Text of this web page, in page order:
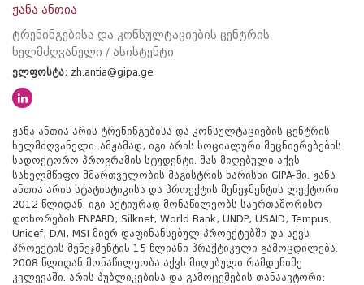
ჟანა ანთია
ტრენინგებისა და კონსულტაციების ცენტრის
ხელმძღვანელი / ასისტენტი
ელფოსტა: zh.antia@gipa.ge
ჟანა ანთია არის ტრენინგებისა და კონსულტაციების ცენტრის
ხელმძღვანელი. ამჟამად, იგი არის სოციალური მეცნიერებების
სადოქტორო პროგრამის სტუდენტი. მას მიღებული აქვს
სახელმწიფო მმართველობის მაგისტრის ხარისხი GIPA-ში. ჟანა
ანთია არის სტატისტიკისა და პროექტის მენეჯმენტის ლექტორი
2012 წლიდან. იგი აქტიურად მონაწილეობს საერთაშორისო
დონორების ENPARD, Silknet, World Bank, UNDP, USAID, Tempus,
Unicef, DAI, MSI მიერ დაფინანსებულ პროექტებში და აქვს
პროექტის მენეჯმენტის 15 წლიანი პრაქტიკული გამოცდილება.
2008 წლიდან მონაწილეობა აქვს მიღებული რამდენიმე
კვლევაში. არის პუბლიკებისა და გამოცემების თანაავტორი: